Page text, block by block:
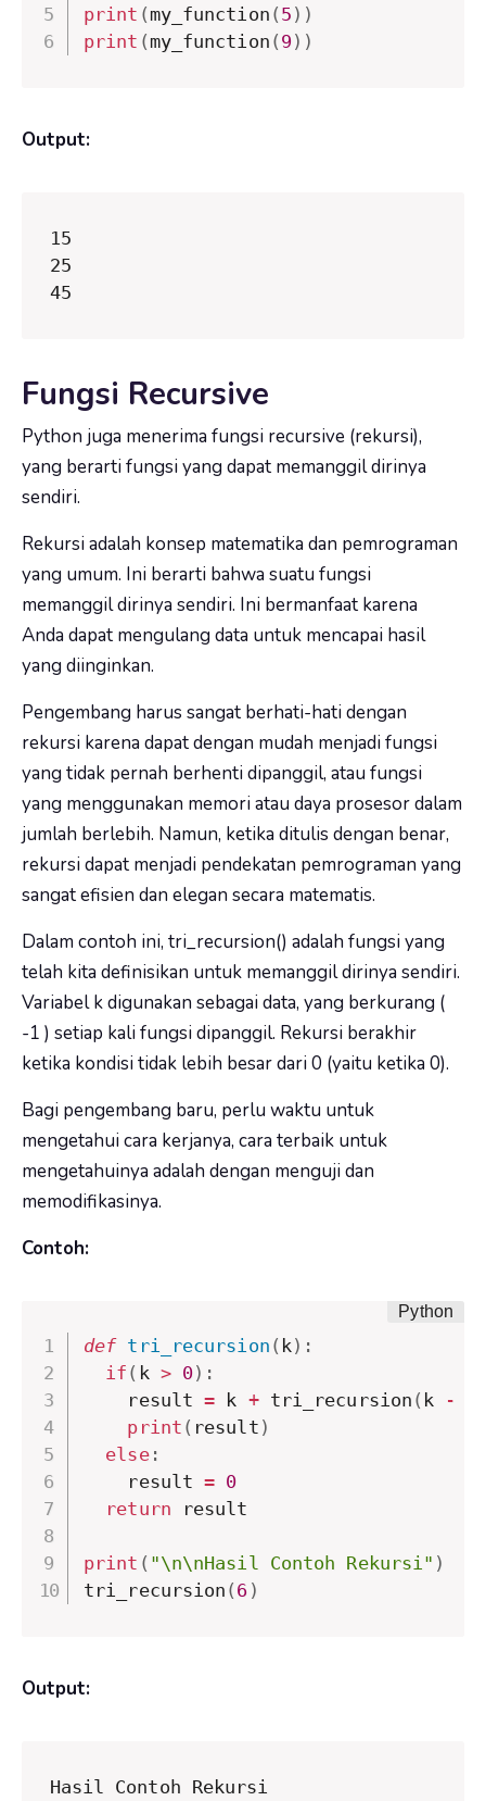
print ( my_function ( 5 ) )
print ( my_function ( 9 ) )
Output:
15
25
45
Fungsi Recursive
Python juga menerima fungsi recursive (rekursi),
yang berarti fungsi yang dapat memanggil dirinya
sendiri.
Rekursi adalah konsep matematika dan pemrograman
yang umum. Ini berarti bahwa suatu fungsi
memanggil dirinya sendiri. Ini bermanfaat karena
Anda dapat mengulang data untuk mencapai hasil
yang diinginkan.
Pengembang harus sangat berhati-hati dengan
rekursi karena dapat dengan mudah menjadi fungsi
yang tidak pernah berhenti dipanggil, atau fungsi
yang menggunakan memori atau daya prosesor dalam
jumlah berlebih. Namun, ketika ditulis dengan benar,
rekursi dapat menjadi pendekatan pemrograman yang
sangat efisien dan elegan secara matematis.
Dalam contoh ini, tri_recursion() adalah fungsi yang
telah kita definisikan untuk memanggil dirinya sendiri.
Variabelkdigunakan sebagai data, yang berkurang (
-1 ) setiap kali fungsi dipanggil. Rekursi berakhir
ketika kondisi tidak lebih besar dari 0 (yaitu ketika 0).
Bagi pengembang baru, perlu waktu untuk
mengetahui cara kerjanya, cara terbaik untuk
mengetahuinya adalah dengan menguji dan
memodifikasinya.
Contoh:
def tri_recursion ( k) :
if ( k > 0) :
    result
= k + tri_recursion ( k -
print ( result )
else:
    result
= 0
return result
print ( "\n\nHasil Contoh Rekursi" )
tri_recursion ( 6 )
Output:
Hasil Contoh Rekursi